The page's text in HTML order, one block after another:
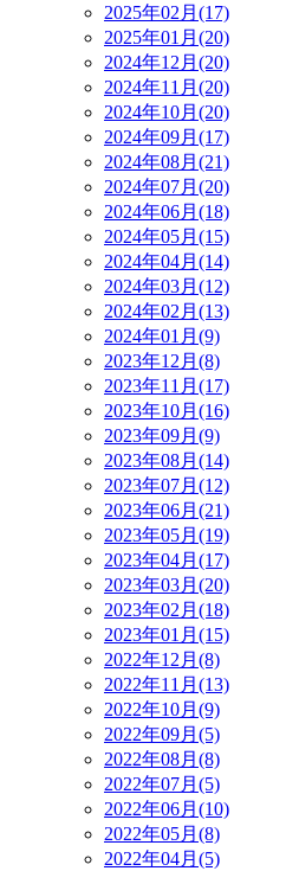
2025年02月(17)
2025年01月(20)
2024年12月(20)
2024年11月(20)
2024年10月(20)
2024年09月(17)
2024年08月(21)
2024年07月(20)
2024年06月(18)
2024年05月(15)
2024年04月(14)
2024年03月(12)
2024年02月(13)
2024年01月(9)
2023年12月(8)
2023年11月(17)
2023年10月(16)
2023年09月(9)
2023年08月(14)
2023年07月(12)
2023年06月(21)
2023年05月(19)
2023年04月(17)
2023年03月(20)
2023年02月(18)
2023年01月(15)
2022年12月(8)
2022年11月(13)
2022年10月(9)
2022年09月(5)
2022年08月(8)
2022年07月(5)
2022年06月(10)
2022年05月(8)
2022年04月(5)